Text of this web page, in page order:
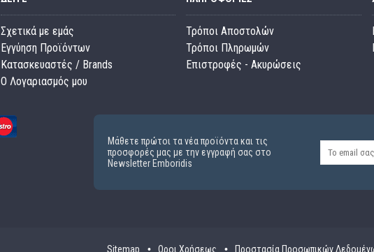
Σχετικά με εμάς
Εγγύηση Προϊόντων
Κατασκευαστές / Brands
O Λογαριασμός μου
Τρόποι Αποστολών
Τρόποι Πληρωμών
Επιστροφές - Ακυρώσεις
Μάθετε πρώτοι τα νέα προϊόντα και τις
προσφορές μας με την εγγραφή σας στο
Newsletter Emboridis
Sitemap Οροι Χρήσεως Προστασία Προσωπικών